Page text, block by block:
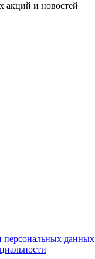
акций и новостей
персональных данных